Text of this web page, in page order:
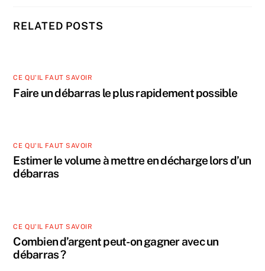
RELATED POSTS
CE QU'IL FAUT SAVOIR
Faire un débarras le plus rapidement possible
CE QU'IL FAUT SAVOIR
Estimer le volume à mettre en décharge lors d’un
débarras
CE QU'IL FAUT SAVOIR
Combien d’argent peut-on gagner avec un
débarras ?